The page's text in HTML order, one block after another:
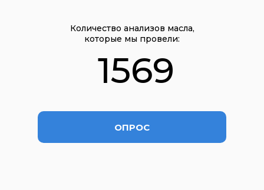
Количество анализов масла,
которые мы провели:
ОПРОС
1569